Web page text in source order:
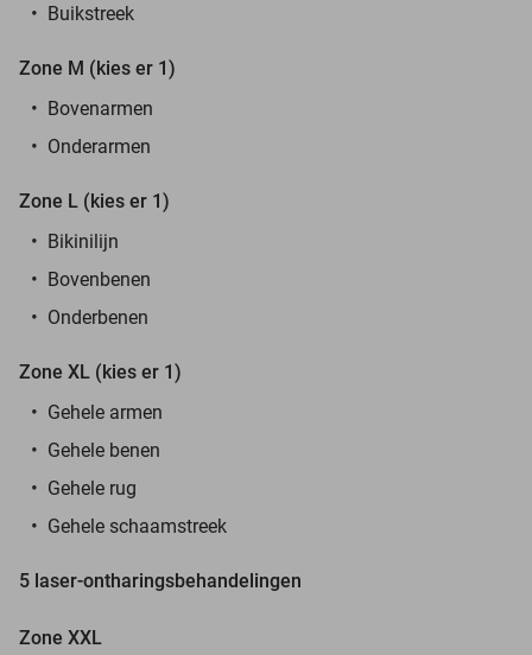
Buikstreek
Zone M (kies er 1)
Bovenarmen
Onderarmen
Zone L (kies er 1)
Bikinilijn
Bovenbenen
Onderbenen
Zone XL (kies er 1)
Gehele armen
Gehele benen
Gehele rug
Gehele schaamstreek
5 laser-ontharingsbehandelingen
Zone XXL